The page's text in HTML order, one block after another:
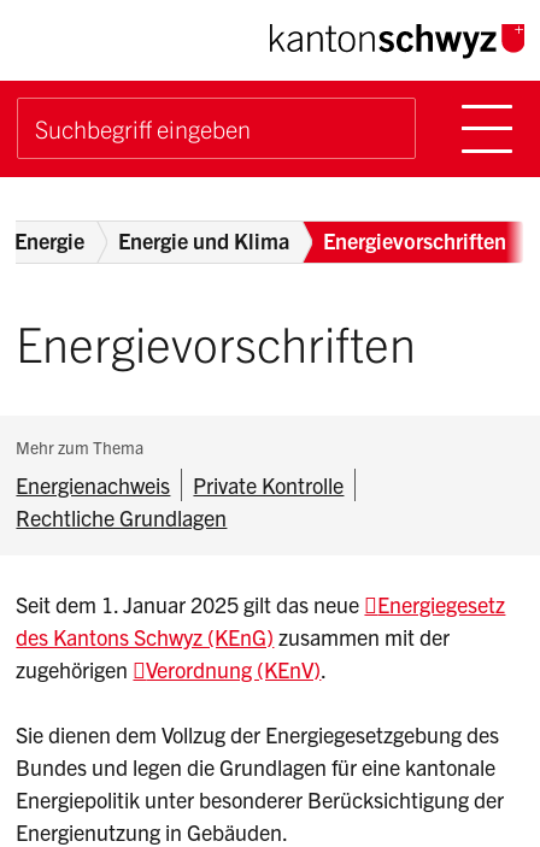
Navigieren im Kanton
Schnellnavigation
Suchbegriff
Breadcrumb
Energie Energie und Klima Energievorschriften
Subnavigation:
Mehr zum Thema
Energienachweis
Private Kontrolle
Rechtliche Grundlagen
Energievorschriften
Seit dem 1. Januar 2025 gilt das neue
Energiegesetz
des Kantons Schwyz (KEnG) zusammen mit der
zugehörigen
Verordnung (KEnV).
Sie dienen dem Vollzug der Energiegesetzgebung des
Bundes und legen die Grundlagen für eine kantonale
Energiepolitik unter besonderer Berücksichtigung der
Energienutzung in Gebäuden.